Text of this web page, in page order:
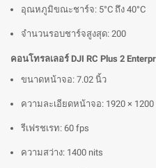
อุณหภูมิขณะชาร์จ: 5°C ถึง 40°C
จำนวนรอบชาร์จสูงสุด: 200
คอนโทรลเลอร์ DJI RC Plus 2
ขนาดหน้าจอ: 7.02 นิ้ว
ความละเอียดหน้าจอ: 1920 × 1200
รีเฟรชเรท: 60 fps
ความสว่าง: 1400 nits